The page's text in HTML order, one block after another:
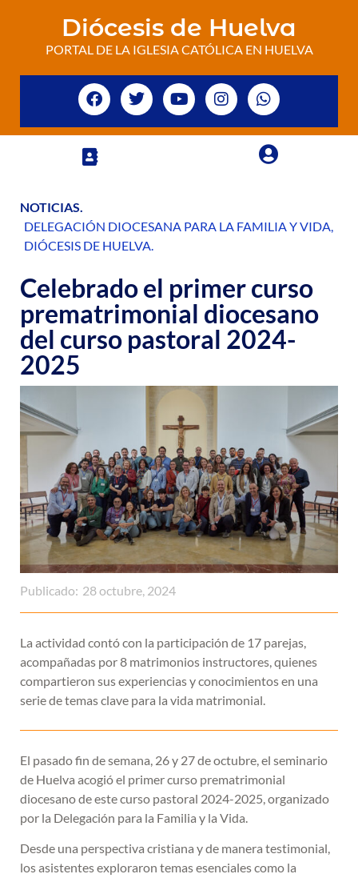
Diócesis de Huelva
PORTAL DE LA IGLESIA CATÓLICA EN HUELVA
NOTICIAS.
DELEGACIÓN DIOCESANA PARA LA FAMILIA Y VIDA,
DIÓCESIS DE HUELVA.
Celebrado el primer curso
prematrimonial diocesano
del curso pastoral 2024-
2025
Publicado: 28 octubre, 2024
La actividad contó con la participación de 17 parejas,
acompañadas por 8 matrimonios instructores, quienes
compartieron sus experiencias y conocimientos en una
serie de temas clave para la vida matrimonial.
El pasado fin de semana, 26 y 27 de octubre, el seminario
de Huelva acogió el primer curso prematrimonial
diocesano de este curso pastoral 2024-2025, organizado
por la Delegación para la Familia y la Vida.
Desde una perspectiva cristiana y de manera testimonial,
los asistentes exploraron temas esenciales como la